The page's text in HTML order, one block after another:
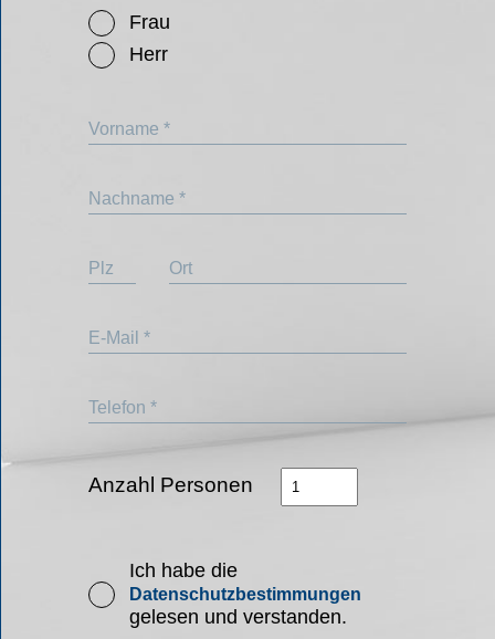
Frau
Herr
Vorname *
Nachname *
Plz Ort
E-Mail *
Telefon *
Anzahl Personen
Ich habe die
Datenschutzbestimmungen
gelesen und verstanden.